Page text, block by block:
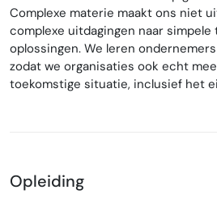
Complexe materie maakt ons niet
complexe uitdagingen naar
oplossingen. We leren
zodat we organisaties ook echt
toekomstige situatie, inclusief het
Opleiding